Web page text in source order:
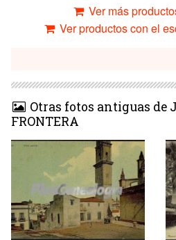
Ver más
Ver productos con el
Otras fotos antiguas de
FRONTERA